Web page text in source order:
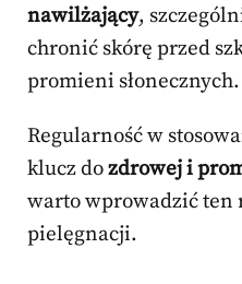
nawilżający,
chronić skórę przed
promieni słonecznych.
Regularność w
klucz dozdrowej i
warto wprowadzić ten
pielęgnacji.